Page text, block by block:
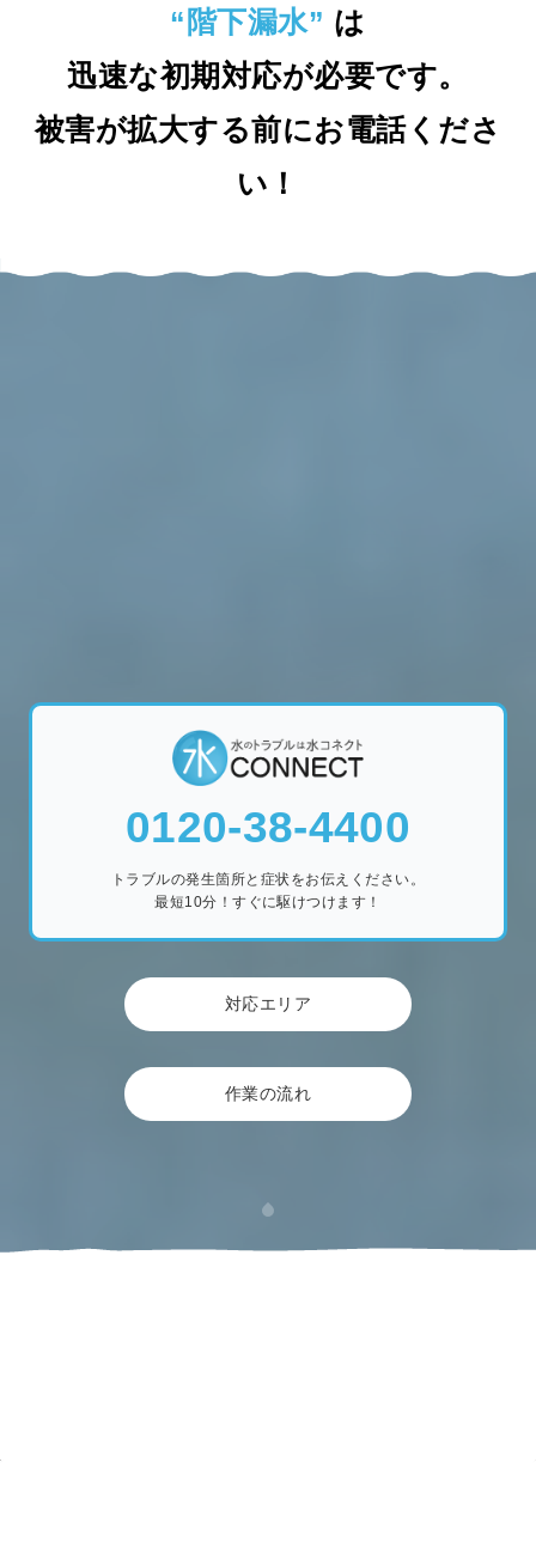
“階下漏水” は
迅速な初期対応が必要です。
被害が拡大する前にお電話くださ
い！
0120-38-4400
トラブルの発生箇所と症状をお伝えください。
最短10分！すぐに駆けつけます！
対応エリア
作業の流れ